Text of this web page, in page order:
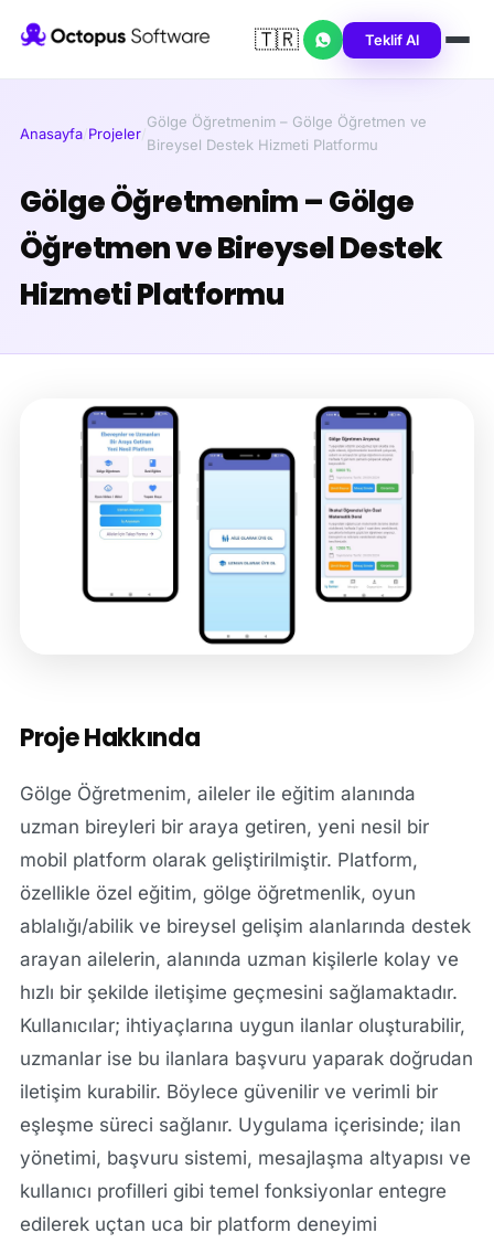
🇹🇷 Teklif Al
Anasayfa/Projeler/
Gölge Öğretmenim – Gölge Öğretmen ve
Bireysel Destek Hizmeti Platformu
Gölge Öğretmenim – Gölge
Öğretmen ve Bireysel Destek
Hizmeti Platformu
Proje Hakkında
Gölge Öğretmenim, aileler ile eğitim alanında
uzman bireyleri bir araya getiren, yeni nesil bir
mobil platform olarak geliştirilmiştir. Platform,
özellikle özel eğitim, gölge öğretmenlik, oyun
ablalığı/abilik ve bireysel gelişim alanlarında destek
arayan ailelerin, alanında uzman kişilerle kolay ve
hızlı bir şekilde iletişime geçmesini sağlamaktadır.
Kullanıcılar; ihtiyaçlarına uygun ilanlar oluşturabilir,
uzmanlar ise bu ilanlara başvuru yaparak doğrudan
iletişim kurabilir. Böylece güvenilir ve verimli bir
eşleşme süreci sağlanır. Uygulama içerisinde; ilan
yönetimi, başvuru sistemi, mesajlaşma altyapısı ve
kullanıcı profilleri gibi temel fonksiyonlar entegre
edilerek uçtan uca bir platform deneyimi